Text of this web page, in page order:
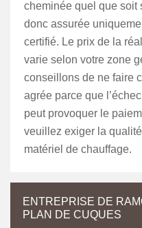
cheminée quel que soit
donc assurée
certifié. Le prix de la
varie selon votre zone
conseillons de ne faire
agrée parce que
peut provoquer le
veuillez exiger la
matériel de chauffage.
ENTREPRISE DE
PLAN DE CUQUES